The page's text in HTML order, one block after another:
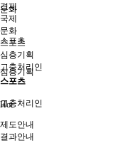
문화
스포츠
심층기획
고충처리인
제도안내
결과안내
경제
국제
문화
스포츠
심층기획
고충처리인
스포츠
Hot